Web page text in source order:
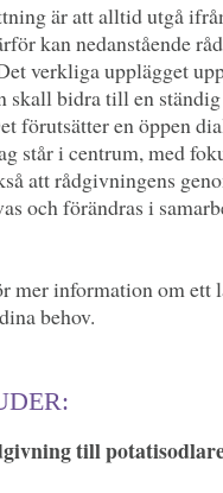
är att alltid utgå
kan nedanstående
verkliga upplägget
skall bidra till en
förutsätter en öppen
står i centrum, med
att rådgivningens
och förändras i
mer information om ett
behov.
till